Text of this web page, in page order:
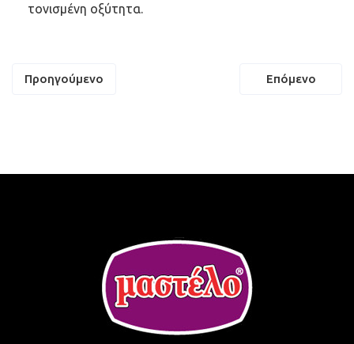
τονισμένη οξύτητα.
Πλοήγηση
Προηγούμενο Επόμενο